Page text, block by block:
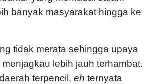
banyak masyarakat hingga ke
tidak merata sehingga upaya
lebih jauh terhambat.
terpencil, eh ternyata